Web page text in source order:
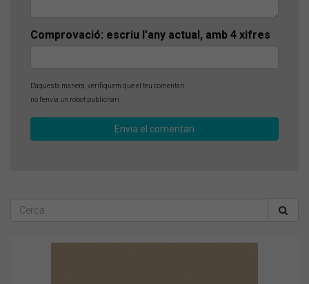
Comprovació: escriu l'any actual, amb 4 xifres
D'aquesta manera, verifiquem que el teu comentari
no l'envia un robot publicitari.